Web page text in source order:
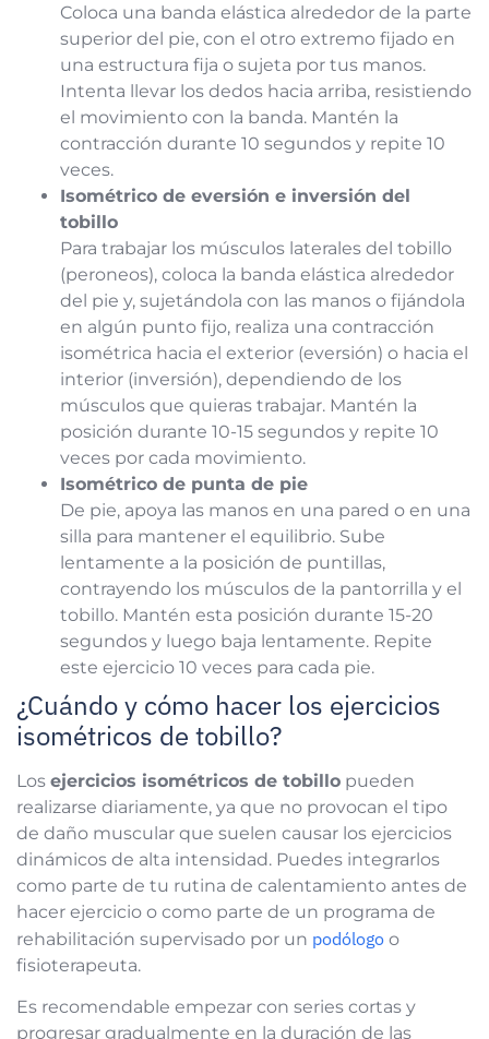
Coloca una banda elástica alrededor de la parte
superior del pie, con el otro extremo fijado en
una estructura fija o sujeta por tus manos.
Intenta llevar los dedos hacia arriba, resistiendo
el movimiento con la banda. Mantén la
contracción durante 10 segundos y repite 10
veces.
Isométrico de eversión e inversión del
tobillo
Para trabajar los músculos laterales del tobillo
(peroneos), coloca la banda elástica alrededor
del pie y, sujetándola con las manos o fijándola
en algún punto fijo, realiza una contracción
isométrica hacia el exterior (eversión) o hacia el
interior (inversión), dependiendo de los
músculos que quieras trabajar. Mantén la
posición durante 10-15 segundos y repite 10
veces por cada movimiento.
Isométrico de punta de pie
De pie, apoya las manos en una pared o en una
silla para mantener el equilibrio. Sube
lentamente a la posición de puntillas,
contrayendo los músculos de la pantorrilla y el
tobillo. Mantén esta posición durante 15-20
segundos y luego baja lentamente. Repite
este ejercicio 10 veces para cada pie.
¿Cuándo y cómo hacer los ejercicios
isométricos de tobillo?
Los ejercicios isométricos de tobillo pueden
realizarse diariamente, ya que no provocan el tipo
de daño muscular que suelen causar los ejercicios
dinámicos de alta intensidad. Puedes integrarlos
como parte de tu rutina de calentamiento antes de
hacer ejercicio o como parte de un programa de
rehabilitación supervisado por un podólogo o
fisioterapeuta.
Es recomendable empezar con series cortas y
progresar gradualmente en la duración de las